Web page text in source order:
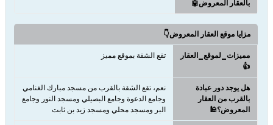
بالعقار المعروض🤖
مزايا موقع العقار المعروض👇
مميزات_لموقع_العقار
👍
تقع الشقة بموقع مميز
هل يوجد دور عبادة
بالقرب من العقار
المعروض؟🕌
نعم، تقع الشقة بالقرب من مسجد مبارك الغنامي
وجامع الدعوة وجامع البصيلي ومسجد النور وجامع
البر ومسجد محلي ومسجد زيد بن ثابت